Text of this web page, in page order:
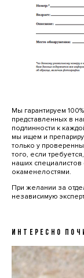
Мы гарантируем
представленных в
подлинности к
мы ищем и
только у
того, если
наших
окаменелостями.
При желании за
независимую
ИНТЕРЕСНО